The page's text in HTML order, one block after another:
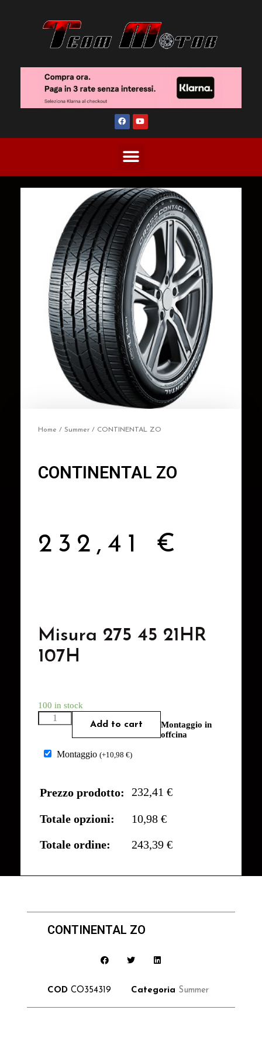
Home / Summer / CONTINENTAL ZO
CONTINENTAL ZO
232,41 €
Misura 275 45 21HR
107H
100 in stock
Add to cart
Montaggio in
offcina
Montaggio (+10,98 €)
Prezzo prodotto: 232,41 €
Totale opzioni:
10,98 €
Totale ordine:
243,39 €
CONTINENTAL ZO
COD CO354319 Categoria Summer